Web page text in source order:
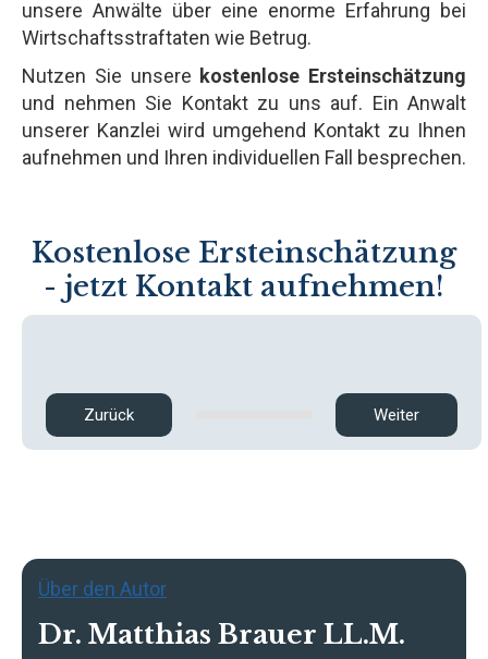
unsere Anwälte über eine enorme Erfahrung bei
Wirtschaftsstraftaten wie Betrug.
Nutzen Sie unsere kostenlose Ersteinschätzung
und nehmen Sie Kontakt zu uns auf. Ein Anwalt
unserer Kanzlei wird umgehend Kontakt zu Ihnen
aufnehmen und Ihren individuellen Fall besprechen.
Kostenlose Ersteinschätzung
- jetzt Kontakt aufnehmen!
Zurück Weiter
Über den Autor
Dr. Matthias Brauer LL.M.